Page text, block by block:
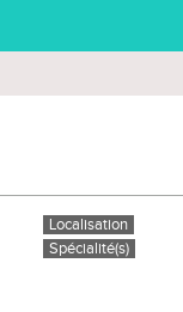
Localisation
Spécialité(s)